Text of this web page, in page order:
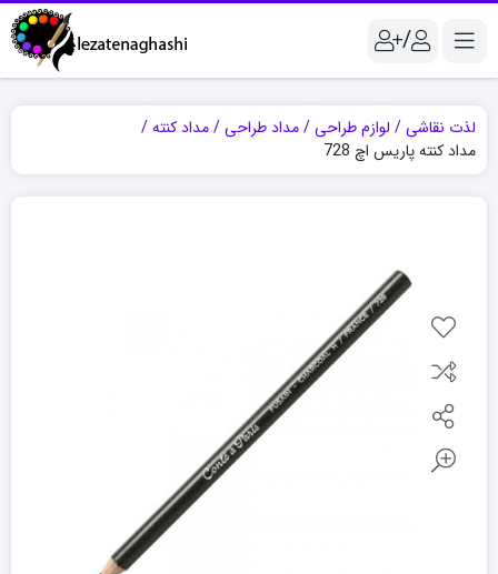
/
لذت نقاشی لوازم طراحی مداد طراحی
مداد کنته
مداد کنته پاریس اچ 728